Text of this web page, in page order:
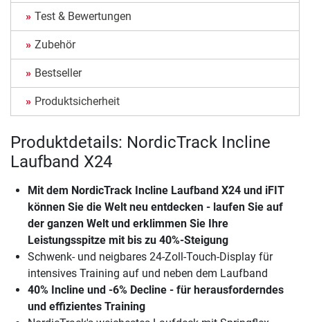
Test & Bewertungen
Zubehör
Bestseller
Produktsicherheit
Produktdetails: NordicTrack Incline
Laufband X24
Mit dem NordicTrack Incline Laufband X24 und iFIT
können Sie die Welt neu entdecken - laufen Sie auf
der ganzen Welt und erklimmen Sie Ihre
Leistungsspitze mit bis zu 40%-Steigung
Schwenk- und neigbares 24-Zoll-Touch-Display für
intensives Training auf und neben dem Laufband
40% Incline und -6% Decline - für herausforderndes
und effizientes Training